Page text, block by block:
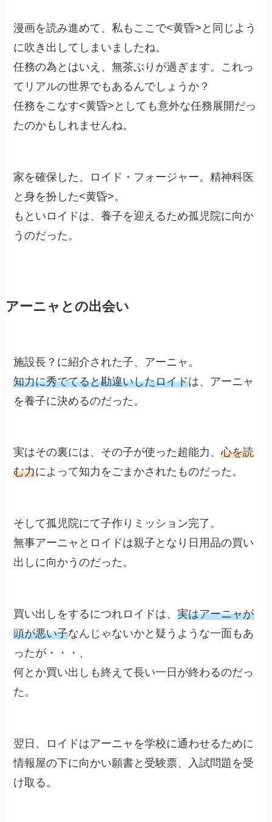
漫画を読み進めて、私もここで<黄昏>と同じよう
に吹き出してしまいましたね。
任務の為とはいえ、無茶ぶりが過ぎます。これっ
てリアルの世界でもあるんでしょうか？
任務をこなす<黄昏>としても意外な任務展開だっ
たのかもしれませんね。
家を確保した、ロイド・フォージャー。精神科医
と身を扮した<黄昏>。
もといロイドは、養子を迎えるため孤児院に向か
うのだった。
アーニャとの出会い
施設長？に紹介された子、アーニャ。
知力に秀でてると勘違いしたロイドは、アーニャ
を養子に決めるのだった。
実はその裏には、その子が使った超能力、心を読
む力によって知力をごまかされたものだった。
そして孤児院にて子作りミッション完了。
無事アーニャとロイドは親子となり日用品の買い
出しに向かうのだった。
買い出しをするにつれロイドは、実はアーニャが
頭が悪い子なんじゃないかと疑うような一面もあ
ったが・・・、
何とか買い出しも終えて長い一日が終わるのだっ
た。
翌日、ロイドはアーニャを学校に通わせるために
情報屋の下に向かい願書と受験票、入試問題を受
け取る。